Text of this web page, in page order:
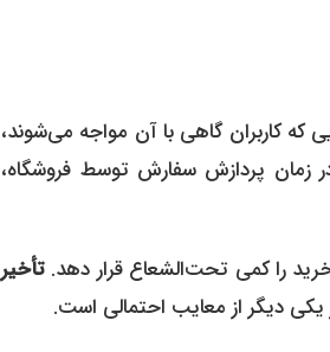
زمان پردازش سفارش توسط فروشگاه،
را کمی تحت‌الشعاع قرار دهد. تأخیر
دیگر از معایب احتمالی است.